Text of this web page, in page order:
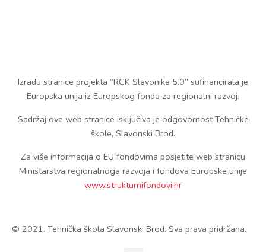
Izradu stranice projekta “RCK Slavonika 5.0” sufinancirala je
Europska unija iz Europskog fonda za regionalni razvoj.
Sadržaj ove web stranice isključiva je odgovornost Tehničke
škole, Slavonski Brod.
Za više informacija o EU fondovima posjetite web stranicu
Ministarstva regionalnoga razvoja i fondova Europske unije
www.strukturnifondovi.hr
© 2021. Tehnička škola Slavonski Brod. Sva prava pridržana.